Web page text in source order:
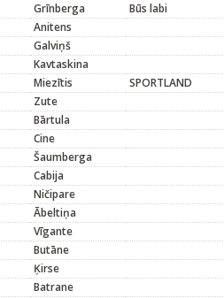
Grīnberga
Būs labi
Anitens
Galviņš
Kavtaskina
Miezītis
SPORTLAND
Zute
Bārtula
Cine
Šaumberga
Cabija
Ničipare
Ābeltiņa
Vīgante
Butāne
Ķirse
Batrane